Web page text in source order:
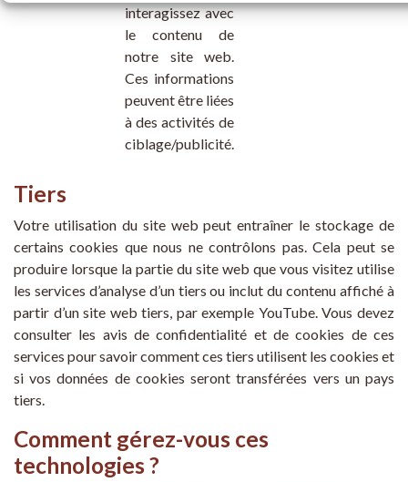
interagissez avec
le contenu de
notre site web.
Ces informations
peuvent être liées
à des activités de
ciblage/publicité.
Tiers
Votre utilisation du site web peut entraîner le stockage de
certains cookies que nous ne contrôlons pas. Cela peut se
produire lorsque la partie du site web que vous visitez utilise
les services d’analyse d’un tiers ou inclut du contenu affiché à
partir d’un site web tiers, par exemple YouTube. Vous devez
consulter les avis de confidentialité et de cookies de ces
services pour savoir comment ces tiers utilisent les cookies et
si vos données de cookies seront transférées vers un pays
tiers.
Comment gérez-vous ces
technologies ?